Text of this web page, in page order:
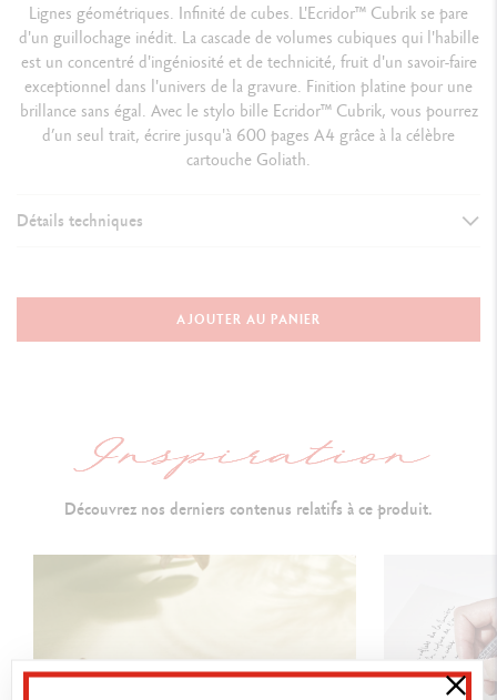
Lignes géométriques. Infinité de cubes. L'Ecridor™ Cubrik se pare
d'un guillochage inédit. La cascade de volumes cubiques qui l'habille
est un concentré d'ingéniosité et de technicité, fruit d'un savoir-faire
exceptionnel dans l'univers de la gravure. Finition platine pour une
brillance sans égal. Avec le stylo bille Ecridor™ Cubrik, vous pourrez
d’un seul trait, écrire jusqu'à 600 pages A4 grâce à la célèbre
cartouche Goliath.
Détails techniques
Corps hexagonal en laiton revêtu de platine
Mécanisme bouton-poussoir et clip flexible platinés
Isotype et logo Caran d’Ache gravés sur le bouton
AJOUTER AU PANIER
Découvrez nos derniers contenus relatifs à ce produit.